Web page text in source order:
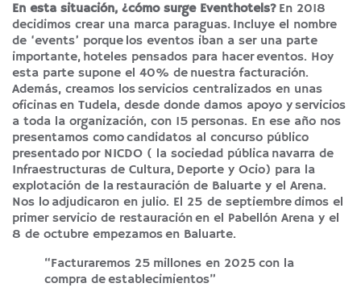
En esta situación, ¿cómo surge Eventhotels? En 2018
decidimos crear una marca paraguas. Incluye el nombre
de ‘events’ porque los eventos iban a ser una parte
importante, hoteles pensados para hacer eventos. Hoy
esta parte supone el 40% de nuestra facturación.
Además, creamos los servicios centralizados en unas
oficinas en Tudela, desde donde damos apoyo y servicios
a toda la organización, con 15 personas. En ese año nos
presentamos como candidatos al concurso público
presentado por NICDO ( la sociedad pública navarra de
Infraestructuras de Cultura, Deporte y Ocio) para la
explotación de la restauración de Baluarte y el Arena.
Nos lo adjudicaron en julio. El 25 de septiembre dimos el
primer servicio de restauración en el Pabellón Arena y el
8 de octubre empezamos en Baluarte.
“Facturaremos 25 millones en 2025 con la
compra de establecimientos”